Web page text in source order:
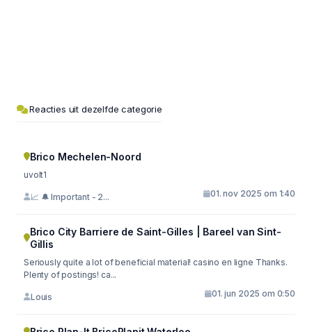
Reacties uit dezelfde categorie
Brico Mechelen-Noord
uvolt1
📈 🔔 Important - 2... 01. nov 2025 om 1:40
Brico City Barriere de Saint-Gilles | Bareel van Sint-
Gillis
Seriously quite a lot of beneficial material! casino en ligne Thanks.
Plenty of postings! ca...
Louis 01. jun 2025 om 0:50